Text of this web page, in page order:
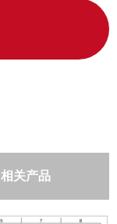
相关产品